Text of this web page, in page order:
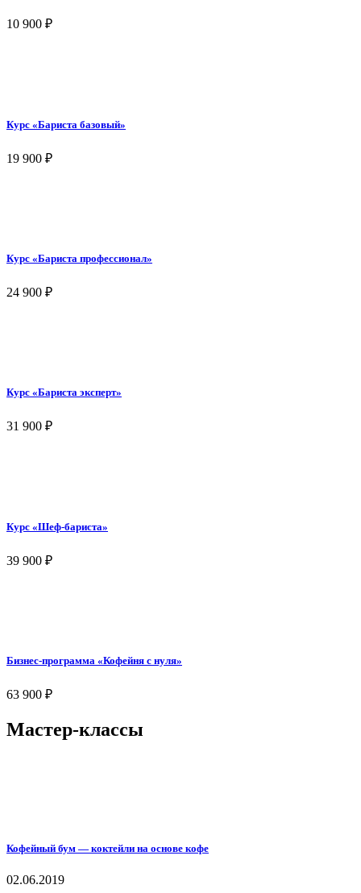
10 900 ₽
Курс «Бариста базовый»
19 900 ₽
Курс «Бариста профессионал»
24 900 ₽
Курс «Бариста эксперт»
31 900 ₽
Курс «Шеф-бариста»
39 900 ₽
Бизнес-программа «Кофейня с нуля»
63 900 ₽
Мастер-классы
Кофейный бум — коктейли на основе кофе
02.06.2019